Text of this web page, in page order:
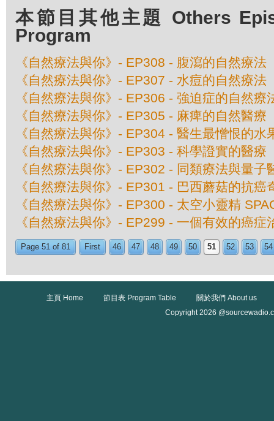
本節目其他主題 Others
Program
《自然療法與你》- EP308 - 腹瀉的自然療法
《自然療法與你》- EP307 - 水痘的自然療法
《自然療法與你》- EP306 - 強迫症的自然療
《自然療法與你》- EP305 - 麻痺的自然醫療
《自然療法與你》- EP304 - 醫生最憎恨的水
《自然療法與你》- EP303 - 科學證實的醫療
《自然療法與你》- EP302 - 同類療法與量子
《自然療法與你》- EP301 - 巴西蘑菇的抗癌
《自然療法與你》- EP300 - 太空小靈精
《自然療法與你》- EP299 - 一個有效的癌症
Page 51 of 81 First 46 47 48 49 50 51 52 53 54
主頁 Home 節目表 Program Table
關於我們 About us
Copyright 2026